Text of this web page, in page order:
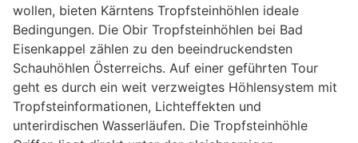
wollen, bieten Kärntens Tropfsteinhöhlen ideale
Bedingungen. Die Obir Tropfsteinhöhlen bei Bad
Eisenkappel zählen zu den beeindruckendsten
Schauhöhlen Österreichs. Auf einer geführten Tour
geht es durch ein weit verzweigtes Höhlensystem mit
Tropfsteinformationen, Lichteffekten und
unterirdischen Wasserläufen. Die Tropfsteinhöhle